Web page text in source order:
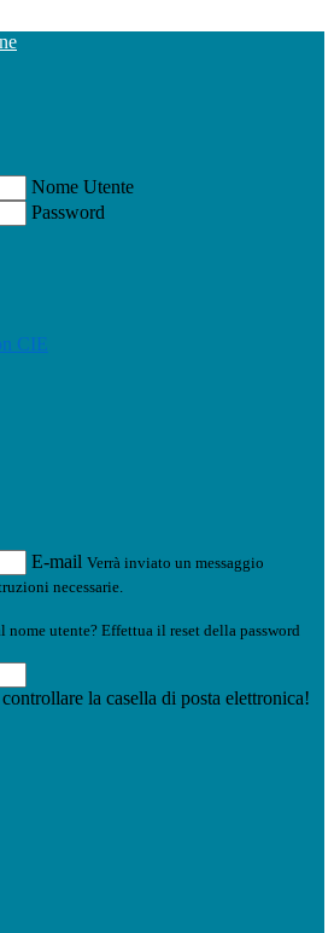
Nome Utente
Password
CIE
E-mail Verrà inviato un messaggio
necessarie.
nome utente? Effettua il reset della password
la casella di posta elettronica!